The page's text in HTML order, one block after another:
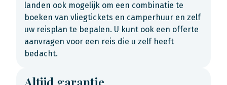
landen ook mogelijk om een combinatie te
boeken van vliegtickets en camperhuur en zelf
uw reisplan te bepalen. U kunt ook een offerte
aanvragen voor een reis die u zelf heeft
bedacht.